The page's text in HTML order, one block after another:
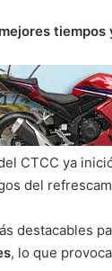
CTCC ya
del
destacables
, lo que